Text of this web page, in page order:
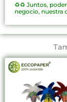
♻️♻️ Juntos,
negocio,